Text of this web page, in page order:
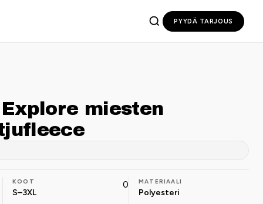
PYYDÄ TARJOUS
miesten
KOOT
S–3XL
0 MATERIAALI
Polyesteri